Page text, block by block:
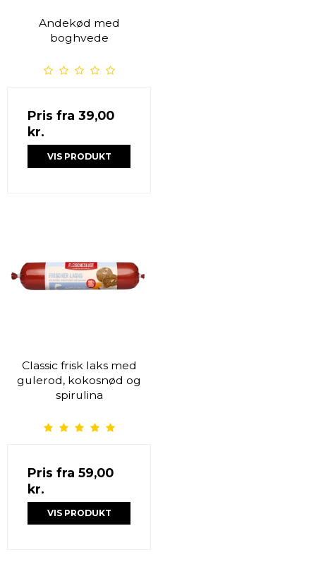
Andekød med
boghvede
Pris fra 39,00
kr.
VIS PRODUKT
Classic frisk laks med
gulerod, kokosnød og
spirulina
Pris fra 59,00
kr.
VIS PRODUKT